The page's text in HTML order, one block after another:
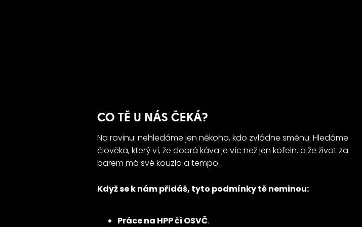
CO TĚ U NÁS ČEKÁ?
Na rovinu: nehledáme jen někoho, kdo zvládne směnu. Hledáme
člověka, který ví, že dobrá káva je víc než jen kofein, a že život za
barem má své kouzlo a tempo.
Když se k nám přidáš, tyto podmínky tě neminou:
Práce na HPP či OSVČ.